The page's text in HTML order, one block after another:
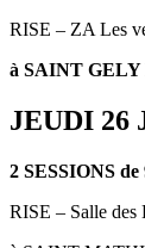
RISE – ZA Les
à SAINT GELY
JEUDI 26
2 SESSIONS
RISE – Salle des